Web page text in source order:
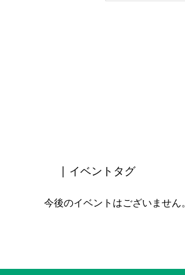
| イベントタグ
今後のイベントはございません。